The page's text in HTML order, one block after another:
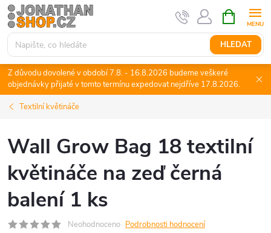
Přejít
na
obsah
HLEDAT
NÁKUPNÍ
KOŠÍK
Z důvodu dovolené v období 7.8. - 16.8.2026 budeme veškeré
objednávky přijaté v tomto termínu expedovat nejdříve 17.8.2026.
Textilní květináče
Wall Grow Bag 18 textilní
květináče na zeď černá
balení 1 ks
Neohodnoceno Podrobnosti hodnocení